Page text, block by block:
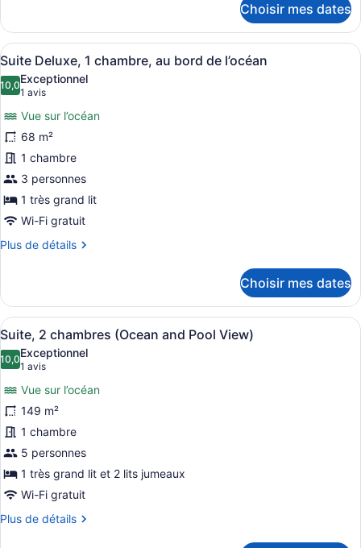
sur
l’océan
Suite,
chambre,
sur
l’océan
Choisir mes dates
Afficher
toutes
les
photos
pour
ce
type
de
chambre :
Suite
Deluxe,
1
au
bord
de
l’océan
Une plage avec des palmiers,
11
Suite Deluxe, 1 chambre, au bord de l’océan
10,010,0 sur 10
Exceptionnel
1 avis
(1 avis)
Vue sur l’océan
68 m²
1 chambre
3 personnes
1 très grand lit
Wi-Fi gratuit
Plus de détails
Plus
Suite
Deluxe,
1
chambre,
au
bord
de
l’océan
Choisir mes dates
Afficher
toutes
les
photos
pour
ce
type
de
chambre :
Suite,
2
chambres
Une chambre d’hôtel
5
Suite, 2 chambres (Ocean and Pool View)
10,010,0 sur 10
Exceptionnel
1 avis
(1 avis)
Vue sur l’océan
149 m²
1 chambre
5 personnes
1 très grand lit et 2 lits jumeaux
Wi-Fi gratuit
Plus de détails
Plus